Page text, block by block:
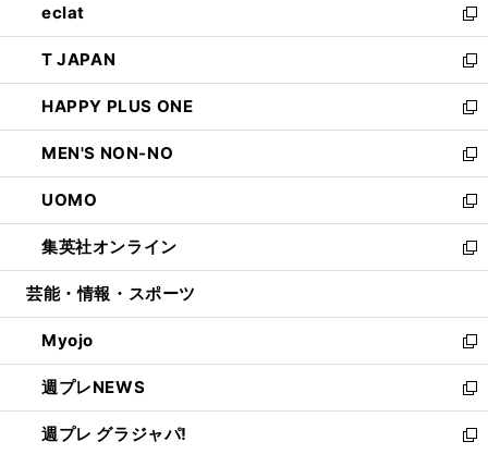
く
で
開
く
ド
ウ
で
開
く
ィ
ン
ド
ウ
で
開
く
い
ウ
ィ
ン
ド
ウ
で
開
く
eclat
新
し
い
ウ
ィ
ン
ド
ウ
で
開
く
T JAPAN
新
し
い
ウ
ィ
ン
ド
ウ
で
開
HAPPY PLUS ONE
新
し
い
ウ
ィ
ン
ド
ウ
開
く
MEN'S NON-NO
新
し
い
ウ
ィ
ン
ウ
で
開
く
UOMO
新
し
い
ウ
ン
ド
ウ
で
開
く
集英社オンライン
新
し
ウ
ィ
ン
ド
ウ
で
芸能・情報・スポーツ
Myojo
新
し
い
ウ
ィ
週プレNEWS
新
し
い
週プレ グラジャパ!
新